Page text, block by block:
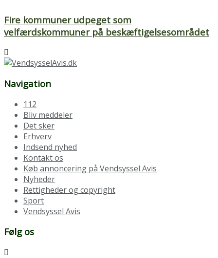
Fire kommuner udpeget som
velfærdskommuner på beskæftigelsesområdet
Navigation
112
Bliv meddeler
Det sker
Erhverv
Indsend nyhed
Kontakt os
Køb annoncering på Vendsyssel Avis
Nyheder
Rettigheder og copyright
Sport
Vendsyssel Avis
Følg os